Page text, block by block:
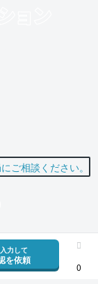
力して
を依頼
0